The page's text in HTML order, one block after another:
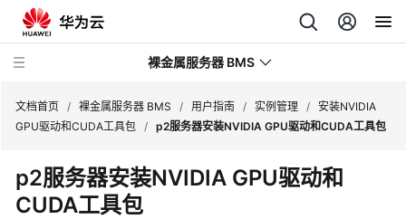
裸金属服务器 BMS
最
新
文档首页 / 裸金属服务器 BMS / 用户指南 / 实例管理 / 安装NVIDIA
GPU驱动和CUDA工具包 / p2服务器安装NVIDIA GPU驱动和CUDA工具包
p2服务器安装NVIDIA GPU驱动和
CUDA工具包